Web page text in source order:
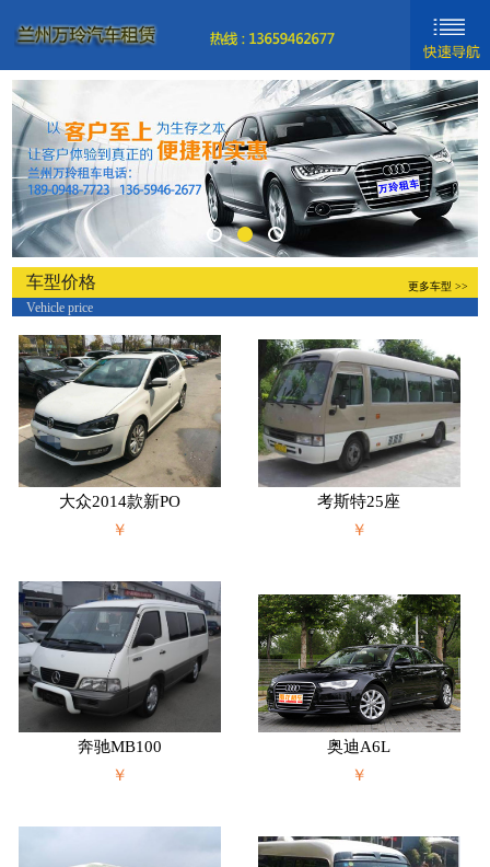
车型价格 更多车型 >>
Vehicle price
大众2014款新PO
￥
考斯特25座
￥
奔驰MB100
￥
奥迪A6L
￥
新闻动态
车型分类
关于我们
帮助中心